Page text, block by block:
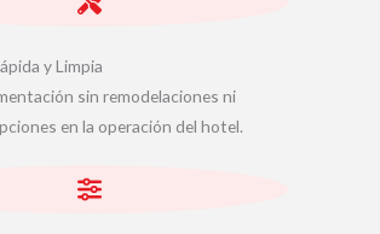
y Limpia
sin remodelaciones ni
en la operación del hotel.